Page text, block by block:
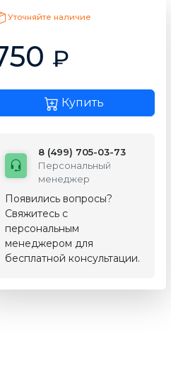
Уточняйте наличие
₽
Купить
8 (499) 705-03-73
Персональный
менеджер
Появились вопросы?
Свяжитесь с
персональным
менеджером для
бесплатной консультации.